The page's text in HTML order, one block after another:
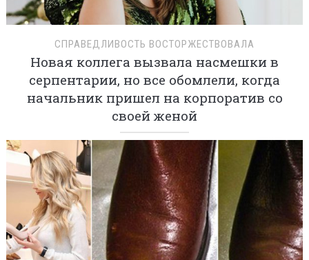
СПРАВЕДЛИВОСТЬ ВОСТОРЖЕСТВОВАЛА
Новая коллега вызвала насмешки в
серпентарии, но все обомлели, когда
начальник пришел на корпоратив со
своей женой